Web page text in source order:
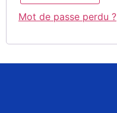
Mot de passe perdu ?